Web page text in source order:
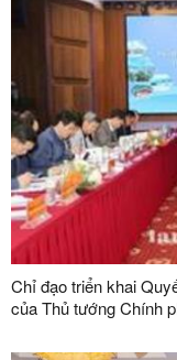
Chỉ đạo triển khai
của Thủ tướng Chính